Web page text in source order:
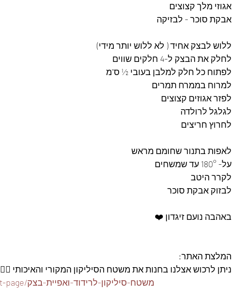
אגוזי מלך קצוצים
אבקת סוכר - לבזיקה
ללוש לבצק אחיד ( לא ללוש יותר מידי)
לחלק את הבצק ל-4 חלקים שווים
לפתוח כל חלק למלבן בעובי ½ ס"מ
למרוח בממרח תמרים
לפזר אגוזים קצוצים
לגלגל לרולדה
לחרוץ חריצים
לאפות בתנור שחומם מראש
על- 180° עד שמשחים
לקרר היטב
לבזוק אבקת סוכר
באהבה נועם זיגדון ❤️
המלצת האתר:
ניתן לרכוש אצלנו בחנות את משטח הסיליקון המקורי והאיכותי 👇🏽
https://www.foodeals.co.il/product-page/משטח-סיליקון-לרידוד-ואפיית-בצק